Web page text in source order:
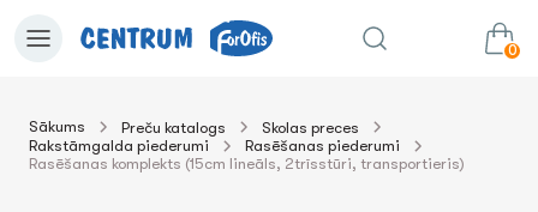
0
uz grozu Summa:0.00€
Sākums Preču katalogs
Skolas preces
Rakstāmgalda piederumi
Rasēšanas piederumi
Rasēšanas komplekts (15cm lineāls, 2trīsstūri, transportieris)